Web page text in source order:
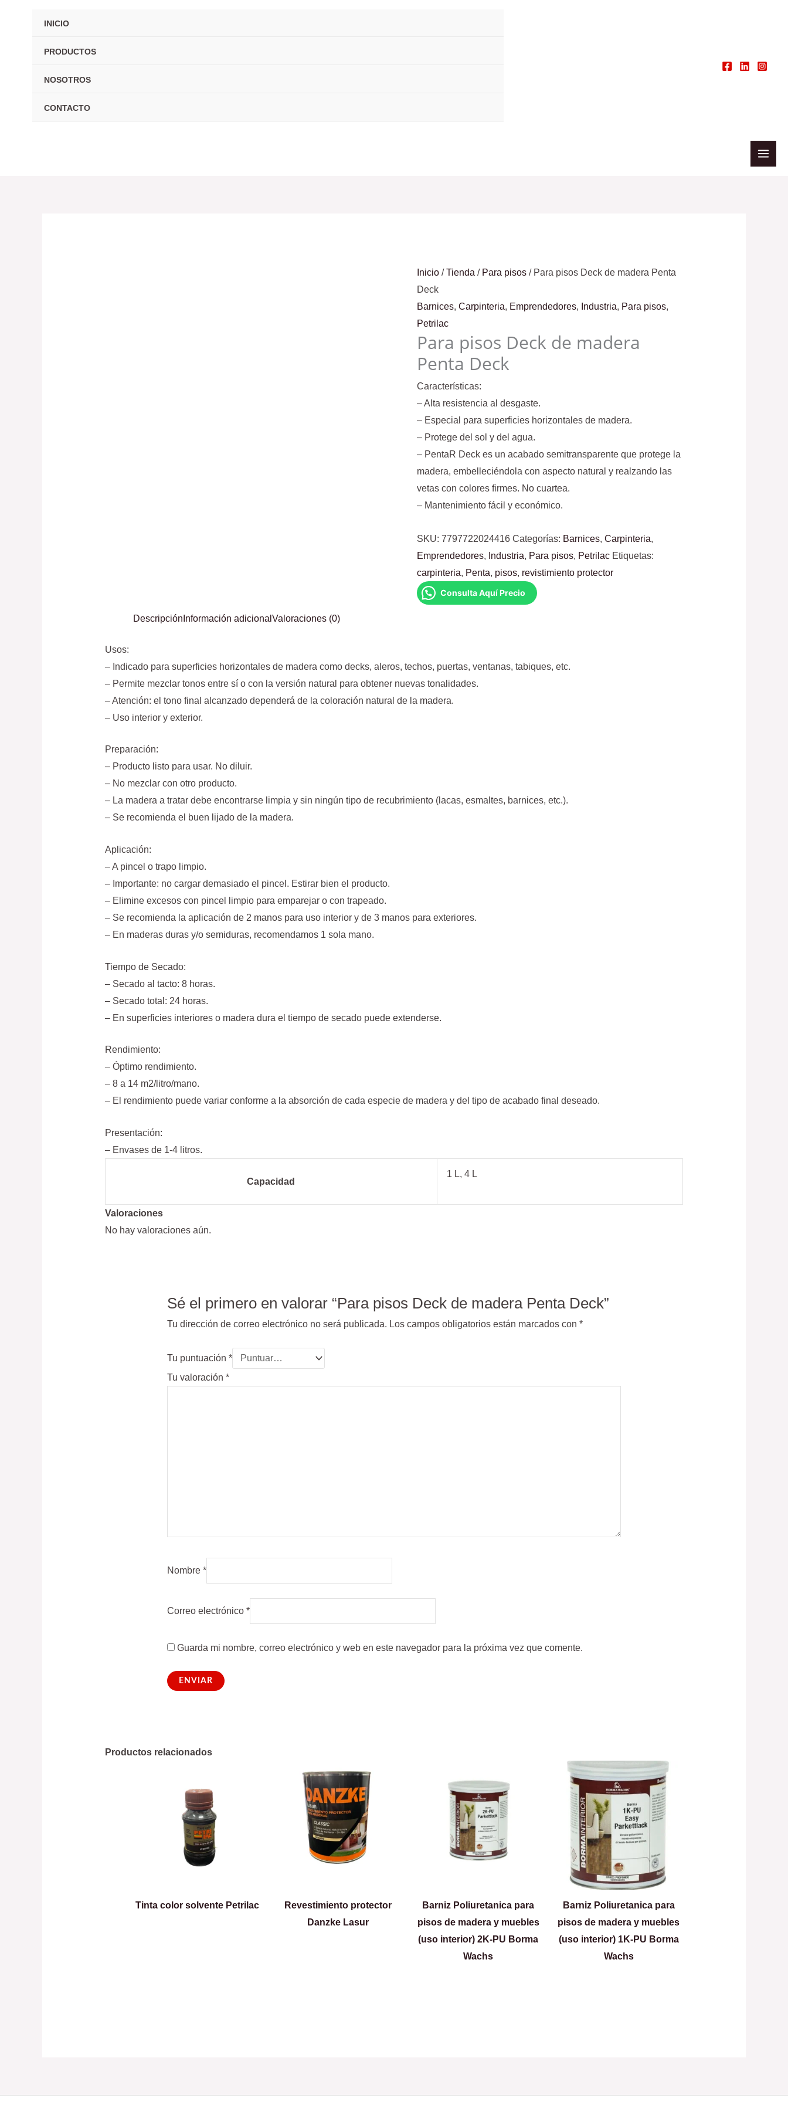
INICIO
PRODUCTOS
NOSOTROS
CONTACTO
Inicio /Tienda / Para pisos / Para pisos Deck de madera Penta
Deck
Barnices,Carpinteria, Emprendedores, Industria, Para pisos,
Petrilac
Para pisos Deck de madera
Penta Deck
Características:
– Alta resistencia al desgaste.
– Especial para superficies horizontales de madera.
– Protege del sol y del agua.
– PentaR Deck es un acabado semitransparente que protege la
madera, embelleciéndola con aspecto natural y realzando las
vetas con colores firmes. No cuartea.
– Mantenimiento fácil y económico.
SKU:7797722024416 Categorías: Barnices,Carpinteria,
Emprendedores, Industria, Para pisos, Petrilac Etiquetas:
carpinteria, Penta, pisos, revistimiento protector
Consulta Aquí Precio
Descripción Información adicional Valoraciones (0)
Usos:
– Indicado para superficies horizontales de madera como decks, aleros, techos, puertas, ventanas, tabiques, etc.
– Permite mezclar tonos entre sí o con la versión natural para obtener nuevas tonalidades.
– Atención: el tono final alcanzado dependerá de la coloración natural de la madera.
– Uso interior y exterior.
Preparación:
– Producto listo para usar. No diluir.
– No mezclar con otro producto.
– La madera a tratar debe encontrarse limpia y sin ningún tipo de recubrimiento (lacas, esmaltes, barnices, etc.).
– Se recomienda el buen lijado de la madera.
Aplicación:
– A pincel o trapo limpio.
– Importante: no cargar demasiado el pincel. Estirar bien el producto.
– Elimine excesos con pincel limpio para emparejar o con trapeado.
– Se recomienda la aplicación de 2 manos para uso interior y de 3 manos para exteriores.
– En maderas duras y/o semiduras, recomendamos 1 sola mano.
Tiempo de Secado:
– Secado al tacto: 8 horas.
– Secado total: 24 horas.
– En superficies interiores o madera dura el tiempo de secado puede extenderse.
Rendimiento:
– Óptimo rendimiento.
– 8 a 14 m2/litro/mano.
– El rendimiento puede variar conforme a la absorción de cada especie de madera y del tipo de acabado final deseado.
Presentación:
– Envases de 1-4 litros.
Capacidad
1 L, 4 L
Valoraciones
No hay valoraciones aún.
Sé el primero en valorar “Para pisos Deck de madera Penta Deck”
Tu dirección de correo electrónico no será publicada. Los campos obligatorios están marcados con*
Tu puntuación*
Tu valoración*
Nombre*
Correo electrónico*
Guarda mi nombre, correo electrónico y web en este navegador para la próxima vez que comente.
Productos relacionados
Tinta color solvente Petrilac
Revestimiento protector
Danzke Lasur
Barniz Poliuretanica para
pisos de madera y muebles
(uso interior) 2K-PU Borma
Wachs
Barniz Poliuretanica para
pisos de madera y muebles
(uso interior) 1K-PU Borma
Wachs